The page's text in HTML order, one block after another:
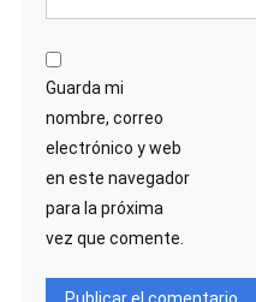
Guarda mi
nombre, correo
electrónico y web
en este navegador
para la próxima
vez que comente.